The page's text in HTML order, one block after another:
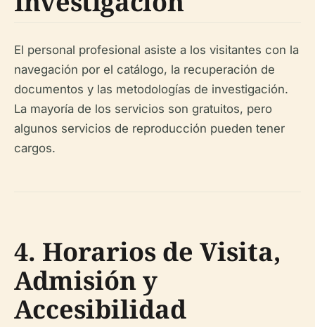
El personal profesional asiste a los visitantes con la
navegación por el catálogo, la recuperación de
documentos y las metodologías de investigación.
La mayoría de los servicios son gratuitos, pero
algunos servicios de reproducción pueden tener
cargos.
4. Horarios de Visita,
Admisión y
Accesibilidad